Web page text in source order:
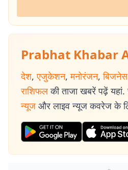
Prabhat Khabar
देश, एजुकेशन, मनोरंजन,
राशिफल की ताजा खबरें पढ़ें यहां.
न्यूज और लाइव न्यूज कवरेज के